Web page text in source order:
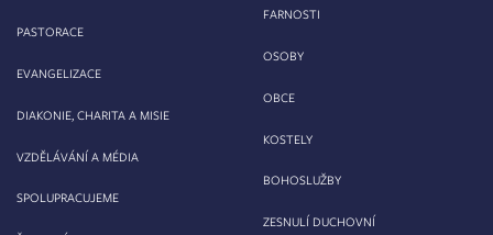
PASTORACE
EVANGELIZACE
DIAKONIE, CHARITA A MISIE
VZDĚLÁVÁNÍ A MÉDIA
SPOLUPRACUJEME
FARNOSTI
OSOBY
OBCE
KOSTELY
BOHOSLUŽBY
ZESNULÍ DUCHOVNÍ